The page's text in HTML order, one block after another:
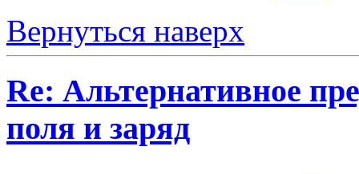
Вернуться наверх
Re: Альтернативное
поля и заряд